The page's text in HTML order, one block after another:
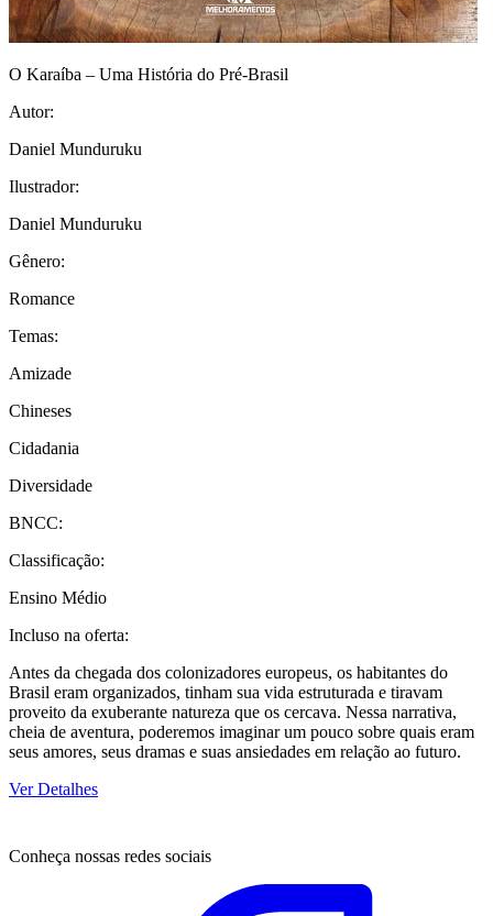
O Karaíba – Uma História do Pré-Brasil
Autor:
Daniel Munduruku
Ilustrador:
Daniel Munduruku
Gênero:
Romance
Temas:
Amizade
Chineses
Cidadania
Diversidade
BNCC:
Classificação:
Ensino Médio
Incluso na oferta:
Antes da chegada dos colonizadores europeus, os habitantes do
Brasil eram organizados, tinham sua vida estruturada e tiravam
proveito da exuberante natureza que os cercava. Nessa narrativa,
cheia de aventura, poderemos imaginar um pouco sobre quais eram
seus amores, seus dramas e suas ansiedades em relação ao futuro.
Ver Detalhes
Conheça nossas redes sociais